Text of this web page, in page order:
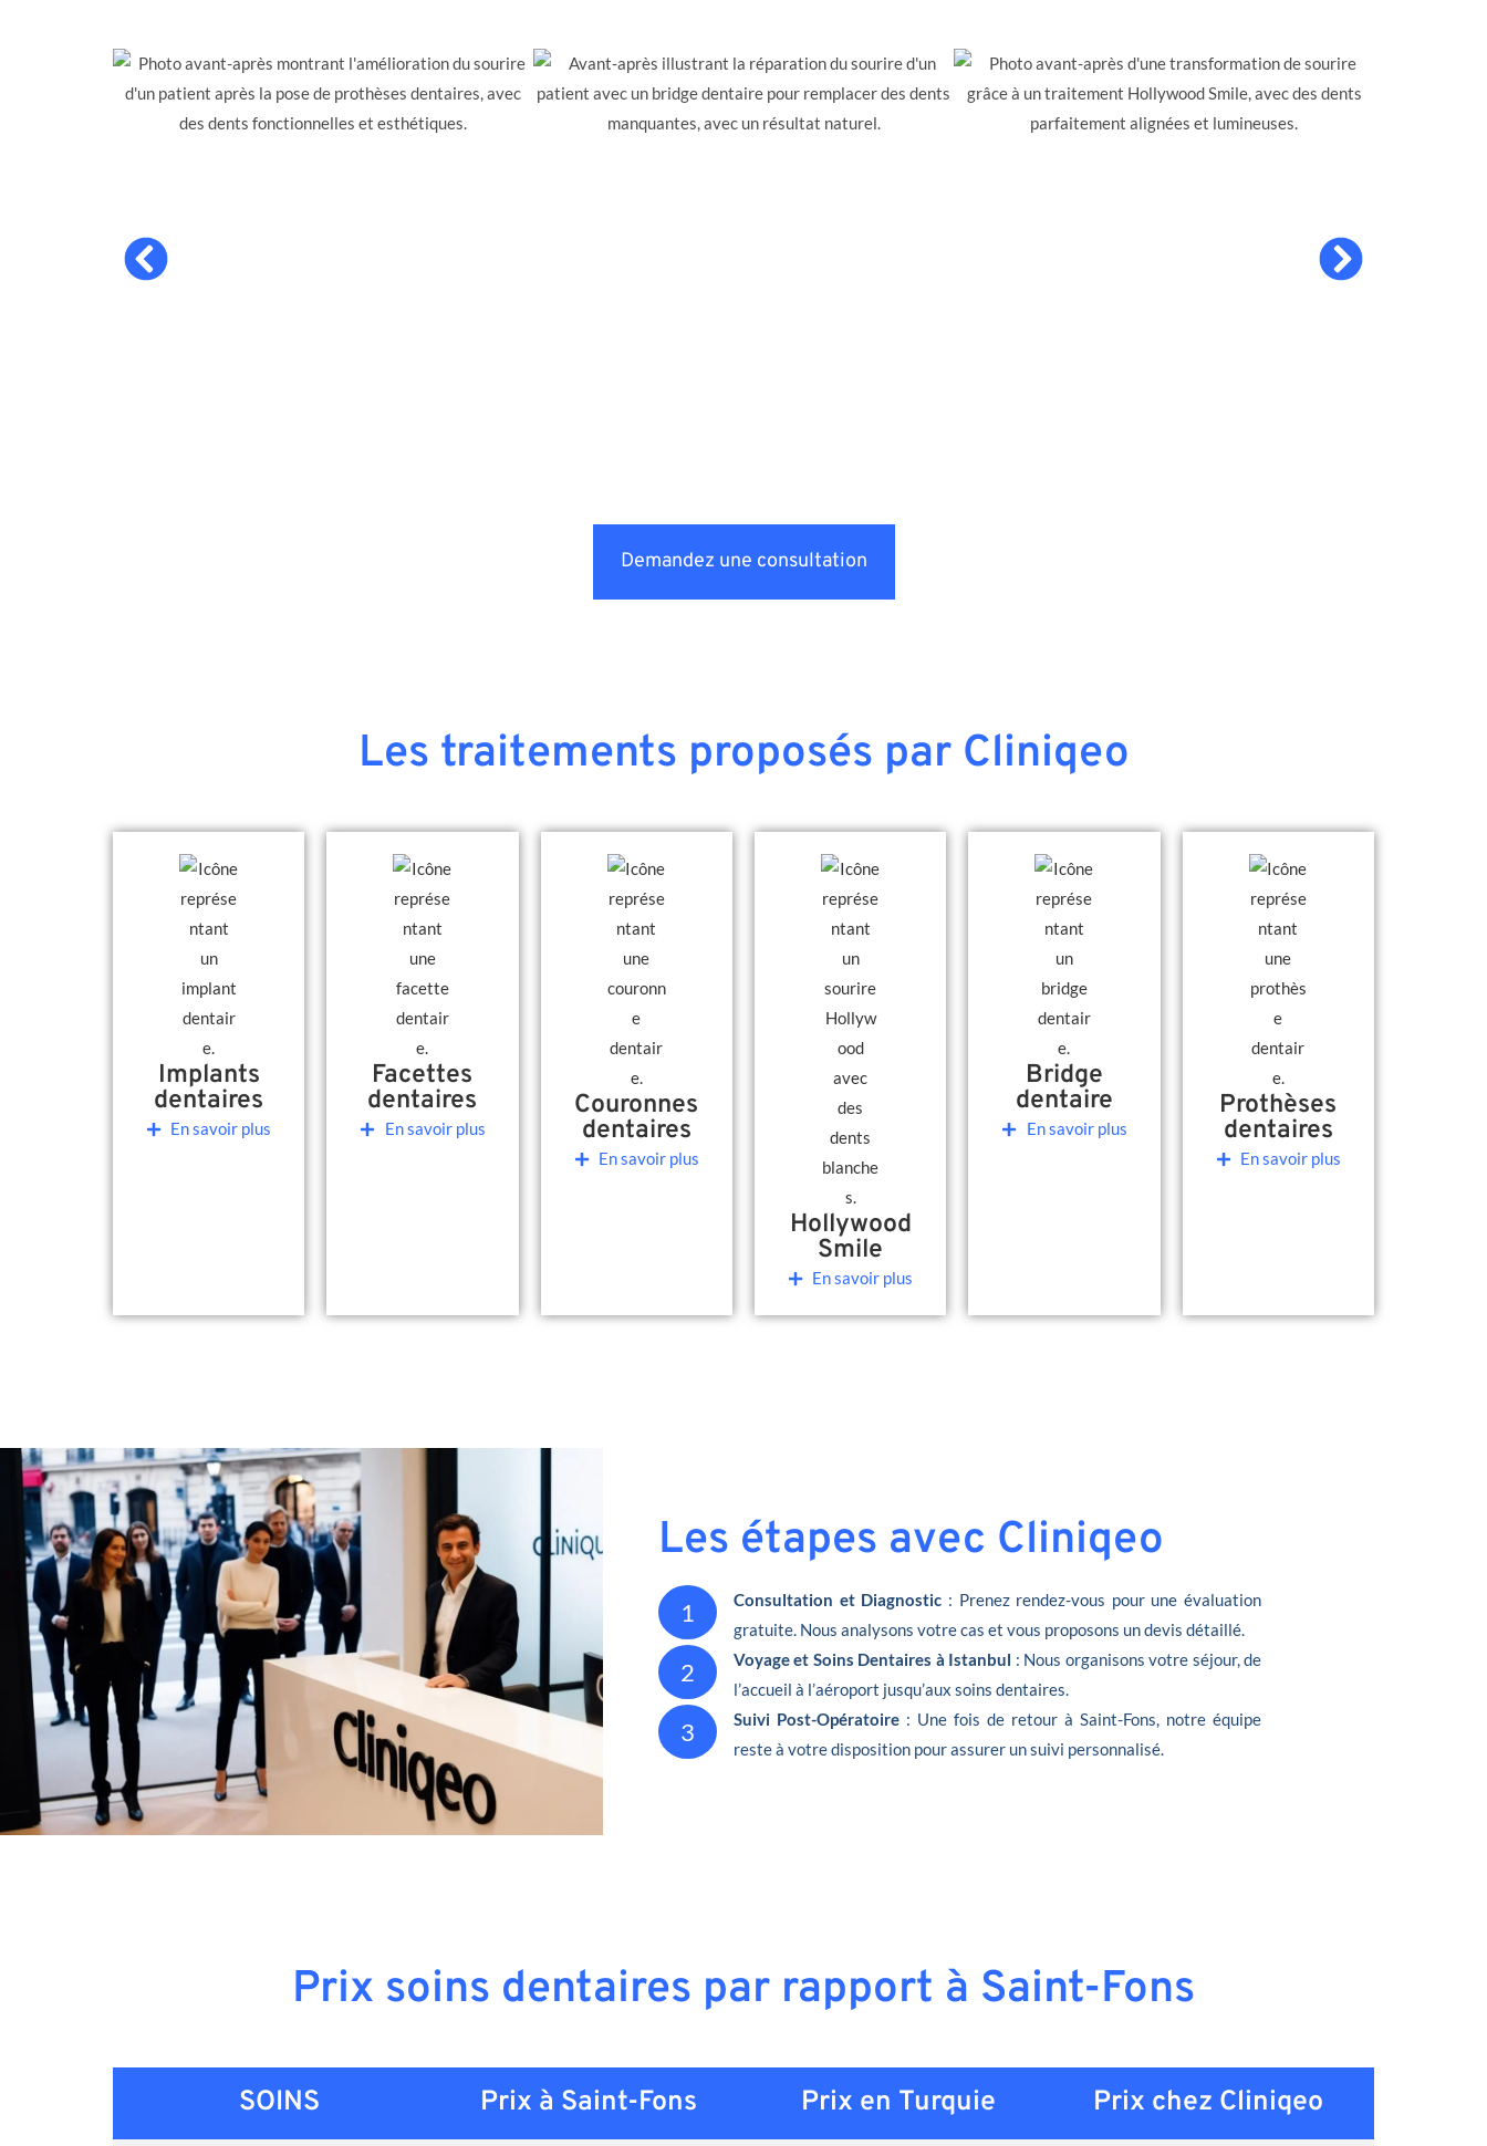
Demandez une consultation
Les traitements proposés par Cliniqeo
Implants
dentaires
En savoir plus
Facettes
dentaires
En savoir plus
Couronnes
dentaires
En savoir plus
Hollywood
Smile
En savoir plus
Bridge
dentaire
En savoir plus
Prothèses
dentaires
En savoir plus
Les étapes avec Cliniqeo
1 Consultation et Diagnostic : Prenez rendez-vous pour une évaluation
gratuite. Nous analysons votre cas et vous proposons un devis détaillé.
2 Voyage et Soins Dentaires à Istanbul : Nous organisons votre séjour, de
l’accueil à l’aéroport jusqu’aux soins dentaires.
3 Suivi Post-Opératoire : Une fois de retour à Saint-Fons, notre équipe
reste à votre disposition pour assurer un suivi personnalisé.
Prix soins dentaires par rapport à Saint-Fons
SOINS Prix à Saint-Fons Prix en Turquie Prix chez Cliniqeo